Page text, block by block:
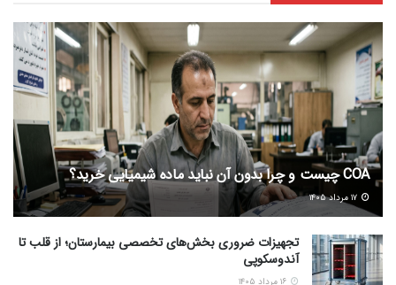
COA چیست و چرا بدون آن نباید ماده شیمیایی خرید؟
تجهیزات ضروری بخش‌های تخصصی بیمارستان؛ از قلب تا
آندوسکوپی